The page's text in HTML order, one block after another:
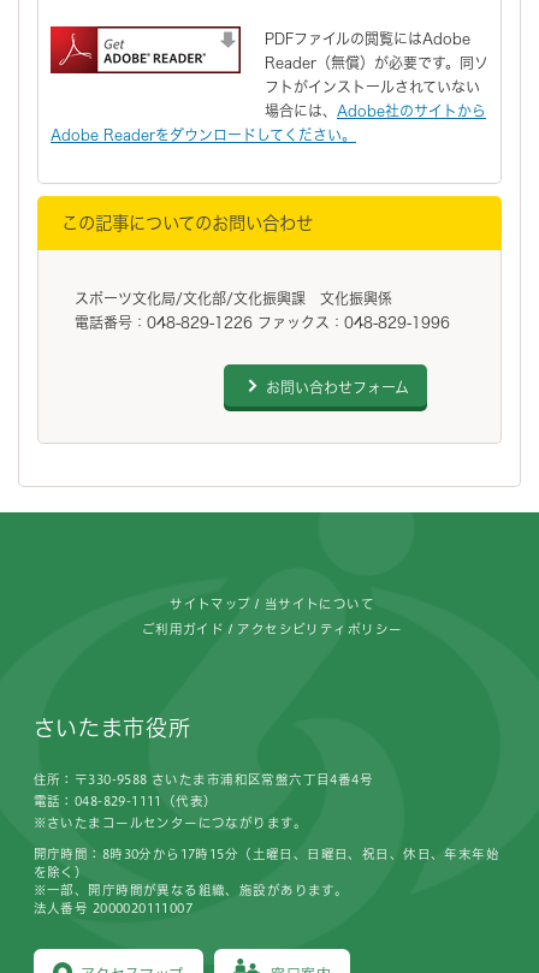
PDFファイルの閲覧にはAdobe
Reader（無償）が必要です。同ソ
フトがインストールされていない
場合には、 Adobe社のサイトから
Adobe Readerをダウンロードしてください。
この記事についてのお問い合わせ
スポーツ文化局/文化部/文化振興課 文化振興係
電話番号：048-829-1226 ファックス：048-829-1996
お問い合わせフォーム
サイトマップ 当サイトについて
ご利用ガイド アクセシビリティポリシー
さいたま市役所
住所：〒330-9588 さいたま市浦和区常盤六丁目4番4号
電話：048-829-1111（代表）
※さいたまコールセンターにつながります。
開庁時間：8時30分から17時15分（土曜日、日曜日、祝日、休日、年末年始
を除く）
※一部、開庁時間が異なる組織、施設があります。
法人番号 2000020111007